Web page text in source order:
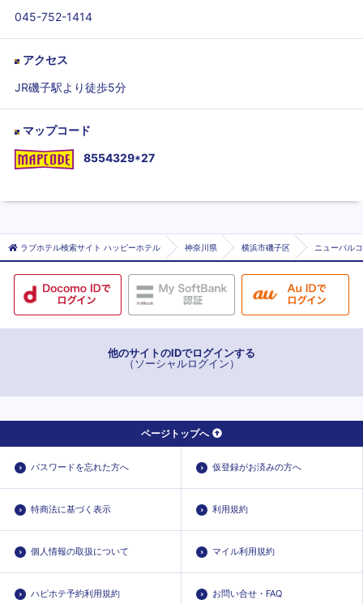
045-752-1414
アクセス
JR磯子駅より徒歩5分
マップコード
8554329*27
ラブホテル検索サイト ハッピーホテル 神奈川県 横浜市磯子区 ニューパル
他のサイトのIDでログインする
（ソーシャルログイン）
ページトップへ
パスワードを忘れた方へ 仮登録がお済みの方へ
特商法に基づく表示 利用規約
個人情報の取扱について マイル利用規約
ハピホテ予約利用規約 お問い合せ・FAQ